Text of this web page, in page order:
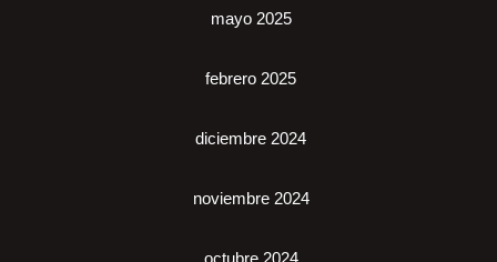
mayo 2025
febrero 2025
diciembre 2024
noviembre 2024